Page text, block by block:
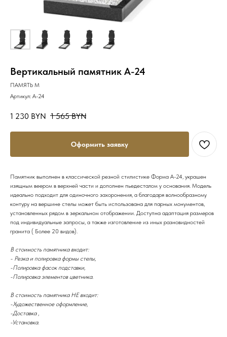
Вертикальный памятник А-24
ПАМЯТЬ М
Артикул: А-24
1 230 BYN 1 565 BYN
Оформить заявку
Памятник выполнен в классической резной стилистике Форма А-24, украшен
изящным веером в верхней части и дополнен пьедесталом у основания. Модель
идеально подходит для одиночного захоронения, а благодаря волнообразному
контуру на вершине стелы может быть использована для парных монументов,
установленных рядом в зеркальном отображении. Доступна адаптация размеров
под индивидуальные запросы, а также изготовление из иных разновидностей
гранита ( Более 20 видов).
В стоимость памятника входит:
- Резка и полировка формы стелы,
-Полировка фасок подставки,
-Полировка элементов цветника.
В стоимость памятника НЕ входит:
-Художественное оформление,
-Доставка ,
-Установка.